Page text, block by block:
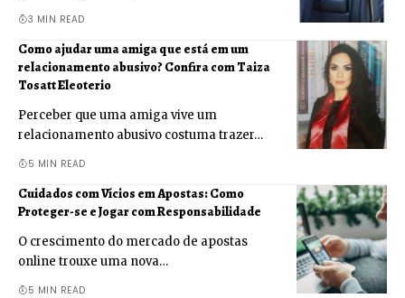
3 MIN READ
Como ajudar uma amiga que está em um
relacionamento abusivo? Confira com Taiza
Tosatt Eleoterio
Perceber que uma amiga vive um
relacionamento abusivo costuma trazer…
5 MIN READ
Cuidados com Vícios em Apostas: Como
Proteger-se e Jogar com Responsabilidade
O crescimento do mercado de apostas
online trouxe uma nova…
5 MIN READ